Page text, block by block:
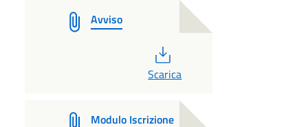
Avviso
Scarica
Modulo Iscrizione